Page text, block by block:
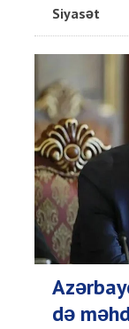
Siyasət
də